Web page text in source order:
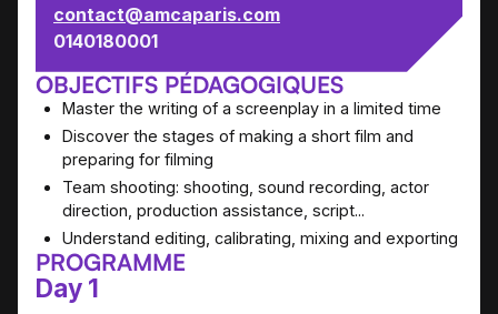
contact@amcaparis.com
0140180001
OBJECTIFS PÉDAGOGIQUES
Master the writing of a screenplay in a limited time
Discover the stages of making a short film and
preparing for filming
Team shooting: shooting, sound recording, actor
direction, production assistance, script...
Understand editing, calibrating, mixing and exporting
PROGRAMME
Day 1